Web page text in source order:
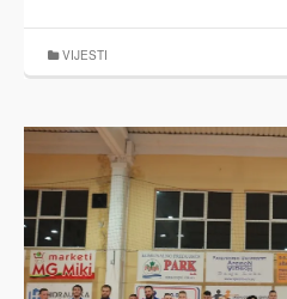
VIJESTI